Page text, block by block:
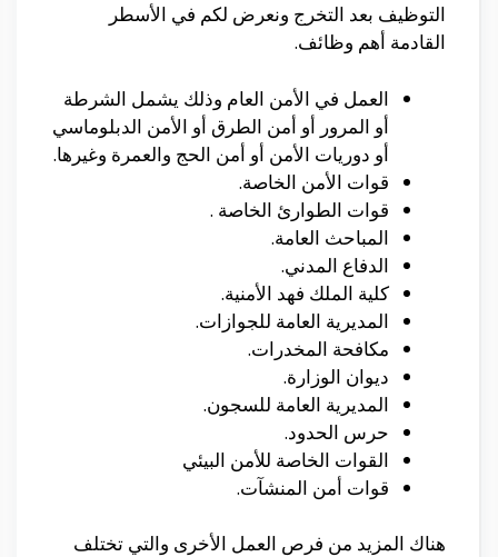
التوظيف بعد التخرج ونعرض لكم في الأسطر
القادمة أهم وظائف.
العمل في الأمن العام وذلك يشمل الشرطة
أو المرور أو أمن الطرق أو الأمن الدبلوماسي
أو دوريات الأمن أو أمن الحج والعمرة وغيرها.
قوات الأمن الخاصة.
قوات الطوارئ الخاصة .
المباحث العامة.
الدفاع المدني.
كلية الملك فهد الأمنية.
المديرية العامة للجوازات.
مكافحة المخدرات.
ديوان الوزارة.
المديرية العامة للسجون.
حرس الحدود.
القوات الخاصة للأمن البيئي
قوات أمن المنشآت.
هناك المزيد من فرص العمل الأخرى والتي تختلف